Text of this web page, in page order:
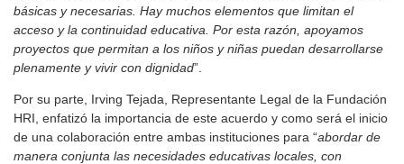
básicas y necesarias. Hay muchos elementos que limitan el
acceso y la continuidad educativa. Por esta razón, apoyamos
proyectos que permitan a los niños y niñas puedan desarrollarse
plenamente y vivir con dignidad”.
Por su parte, Irving Tejada, Representante Legal de la Fundación
HRI, enfatizó la importancia de este acuerdo y como será el inicio
de una colaboración entre ambas instituciones para “abordar de
manera conjunta las necesidades educativas locales, con